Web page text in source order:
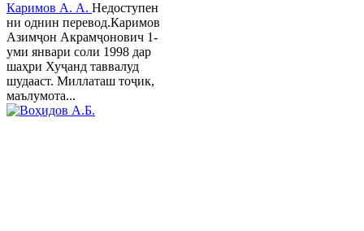
Каримов А. А. Недоступен
ни однин перевод.Каримов
Азимҷон Акрамҷонович 1-
уми январи соли 1998 дар
шаҳри Хуҷанд таввалуд
шудааст. Миллаташ тоҷик,
маълумота...